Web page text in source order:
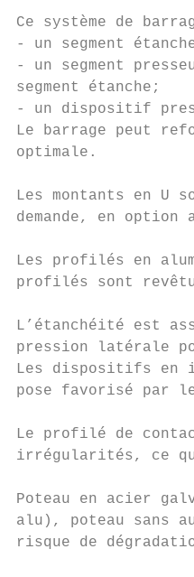
Ce système de
- un segment
- un segment
segment étanche;
- un dispositif
Le barrage peut
optimale.
Les montants en U
demande, en
Les profilés en
profilés sont
L’étanchéité est
pression latérale
Les dispositifs en
pose favorisé par
Le profilé de
irrégularités, ce
Poteau en acier
alu), poteau sans
risque de